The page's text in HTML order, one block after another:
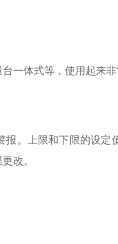
一体式等，使用起来非
。上限和下限的设定
改。